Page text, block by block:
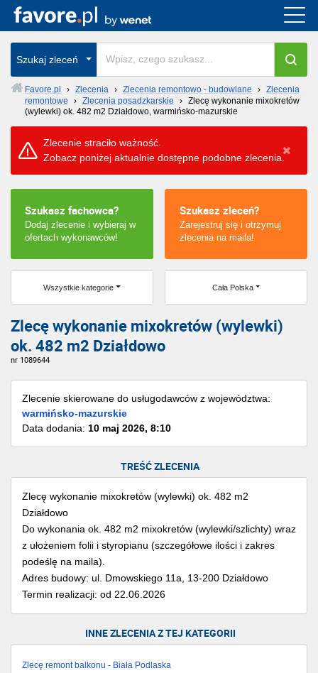
Szukaj zleceń
Favore.pl › Zlecenia › Zlecenia remontowo - budowlane › Zlecenia
remontowe
› Zlecenia posadzkarskie › Zlecę wykonanie mixokretów
(wylewki) ok. 482 m2 Działdowo, warmińsko-mazurskie
Zlecenie straciło ważność.
Zobacz poniżej aktualnie dostępne podobne zlecenia.
Szukasz fachowca?
Dodaj zlecenie i wybieraj w
ofertach wykonawców!
Szukasz zleceń?
Zarejestruj się i otrzymuj
zlecenia na maila!
Wszystkie kategorie Cała Polska
Zlecę wykonanie mixokretów (wylewki)
ok. 482 m2 Działdowo
nr 1089644
Zlecenie skierowane do usługodawców z województwa:
warmińsko-mazurskie
Data dodania: 10 maj 2026, 8:10
TREŚĆ ZLECENIA
Zlecę wykonanie mixokretów (wylewki) ok. 482 m2
Działdowo
Do wykonania ok. 482 m2 mixokretów (wylewki/szlichty) wraz
z ułożeniem folii i styropianu (szczegółowe ilości i zakres
podeślę na maila).
Adres budowy: ul. Dmowskiego 11a, 13-200 Działdowo
Termin realizacji: od 22.06.2026
INNE ZLECENIA Z TEJ KATEGORII
Zlecę remont balkonu - Biała Podlaska
Cała Polska
wszystkie w całym kraju